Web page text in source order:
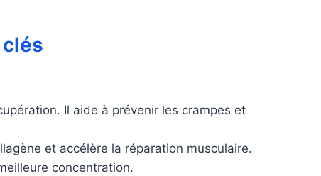
Il aide à prévenir les crampes et
et accélère la réparation musculaire.
concentration.